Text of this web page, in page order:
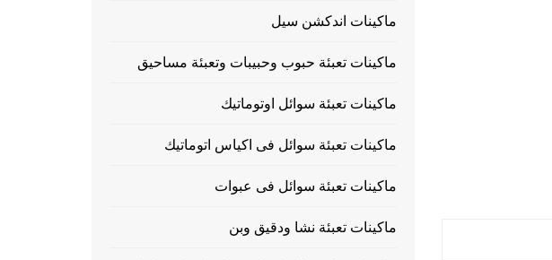
ماكينات اندكشن سيل
ماكينات تعبئة حبوب وحبيبات وتعبئة مساحيق
ماكينات تعبئة سوائل اوتوماتيك
ماكينات تعبئة سوائل فى اكياس اتوماتيك
ماكينات تعبئة سوائل فى عبوات
ماكينات تعبئة نشا ودقيق وبن